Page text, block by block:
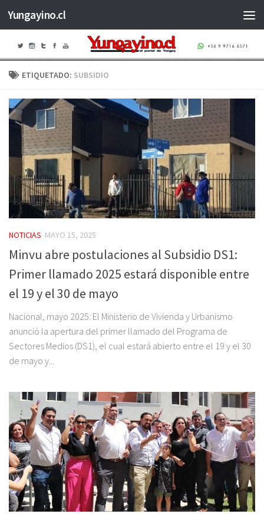
Saltar al contenido
Yungayino.cl
ETIQUETADO: SUBSIDIO
NOTICIAS MAYO 15, 2025
Minvu abre postulaciones al Subsidio DS1:
Primer llamado 2025 estará disponible entre
el 19 y el 30 de mayo
Nacional, mayo 2025: El Ministerio de Vivienda y Urbanismo
anunció la apertura del primer llamado del Programa de
Sectores Medios (DS1), el cual estará abierto entre el 19 y el 30
de mayo y...